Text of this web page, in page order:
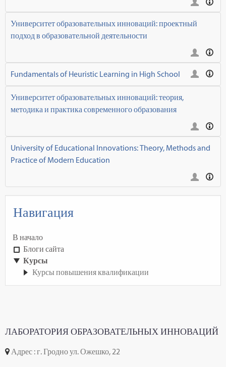
Университет образовательных инноваций: проектный
подход в образовательной деятельности
Fundamentals of Heuristic Learning in High School
Университет образовательных инноваций: теория,
методика и практика современного образования
University of Educational Innovations: Theory, Methods and
Practice of Modern Education
Навигация
В начало
Блоги сайта
Курсы
Курсы повышения квалификации
ЛАБОРАТОРИЯ ОБРАЗОВАТЕЛЬНЫХ ИННОВАЦИЙ
Адрес : г. Гродно ул. Ожешко, 22